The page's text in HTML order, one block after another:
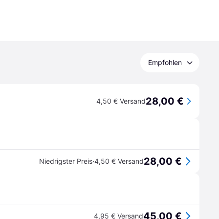
Empfohlen
4,50 € Versand28,00 €
Niedrigster Preis·4,50 € Versand28,00 €
4,95 € Versand45,00 €